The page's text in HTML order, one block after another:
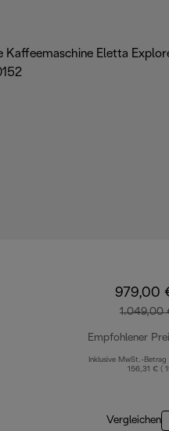
979,00
1.049,00
Empfohlener
Inklusive MwSt.-Betrag
156,31 € (
Vergleichen